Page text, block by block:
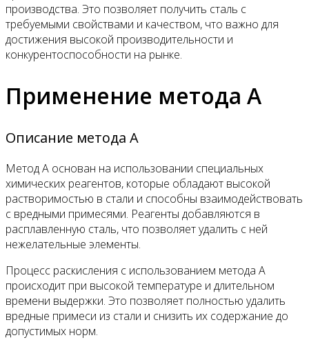
производства. Это позволяет получить сталь с
требуемыми свойствами и качеством, что важно для
достижения высокой производительности и
конкурентоспособности на рынке.
Применение метода A
Описание метода A
Метод A основан на использовании специальных
химических реагентов, которые обладают высокой
растворимостью в стали и способны взаимодействовать
с вредными примесями. Реагенты добавляются в
расплавленную сталь, что позволяет удалить с ней
нежелательные элементы.
Процесс раскисления с использованием метода A
происходит при высокой температуре и длительном
времени выдержки. Это позволяет полностью удалить
вредные примеси из стали и снизить их содержание до
допустимых норм.